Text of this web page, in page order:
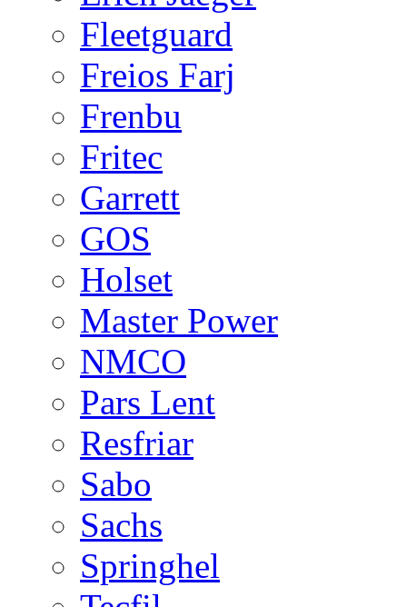
Fleetguard
Freios Farj
Frenbu
Fritec
Garrett
GOS
Holset
Master Power
NMCO
Pars Lent
Resfriar
Sabo
Sachs
Springhel